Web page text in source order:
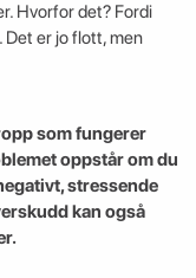
Hvorfor det? Fordi
er jo flott, men
som fungerer
oppstår om du
stressende
kan også